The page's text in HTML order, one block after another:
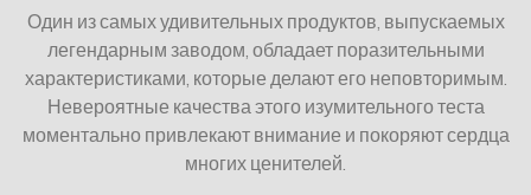
Один из самых удивительных продуктов, выпускаемых
легендарным заводом, обладает поразительными
характеристиками, которые делают его неповторимым.
Невероятные качества этого изумительного теста
моментально привлекают внимание и покоряют сердца
многих ценителей.